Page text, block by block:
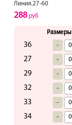
Линия.27-60
288руб
Размеры
36 -
27 -
29 -
32 -
33 -
34 -